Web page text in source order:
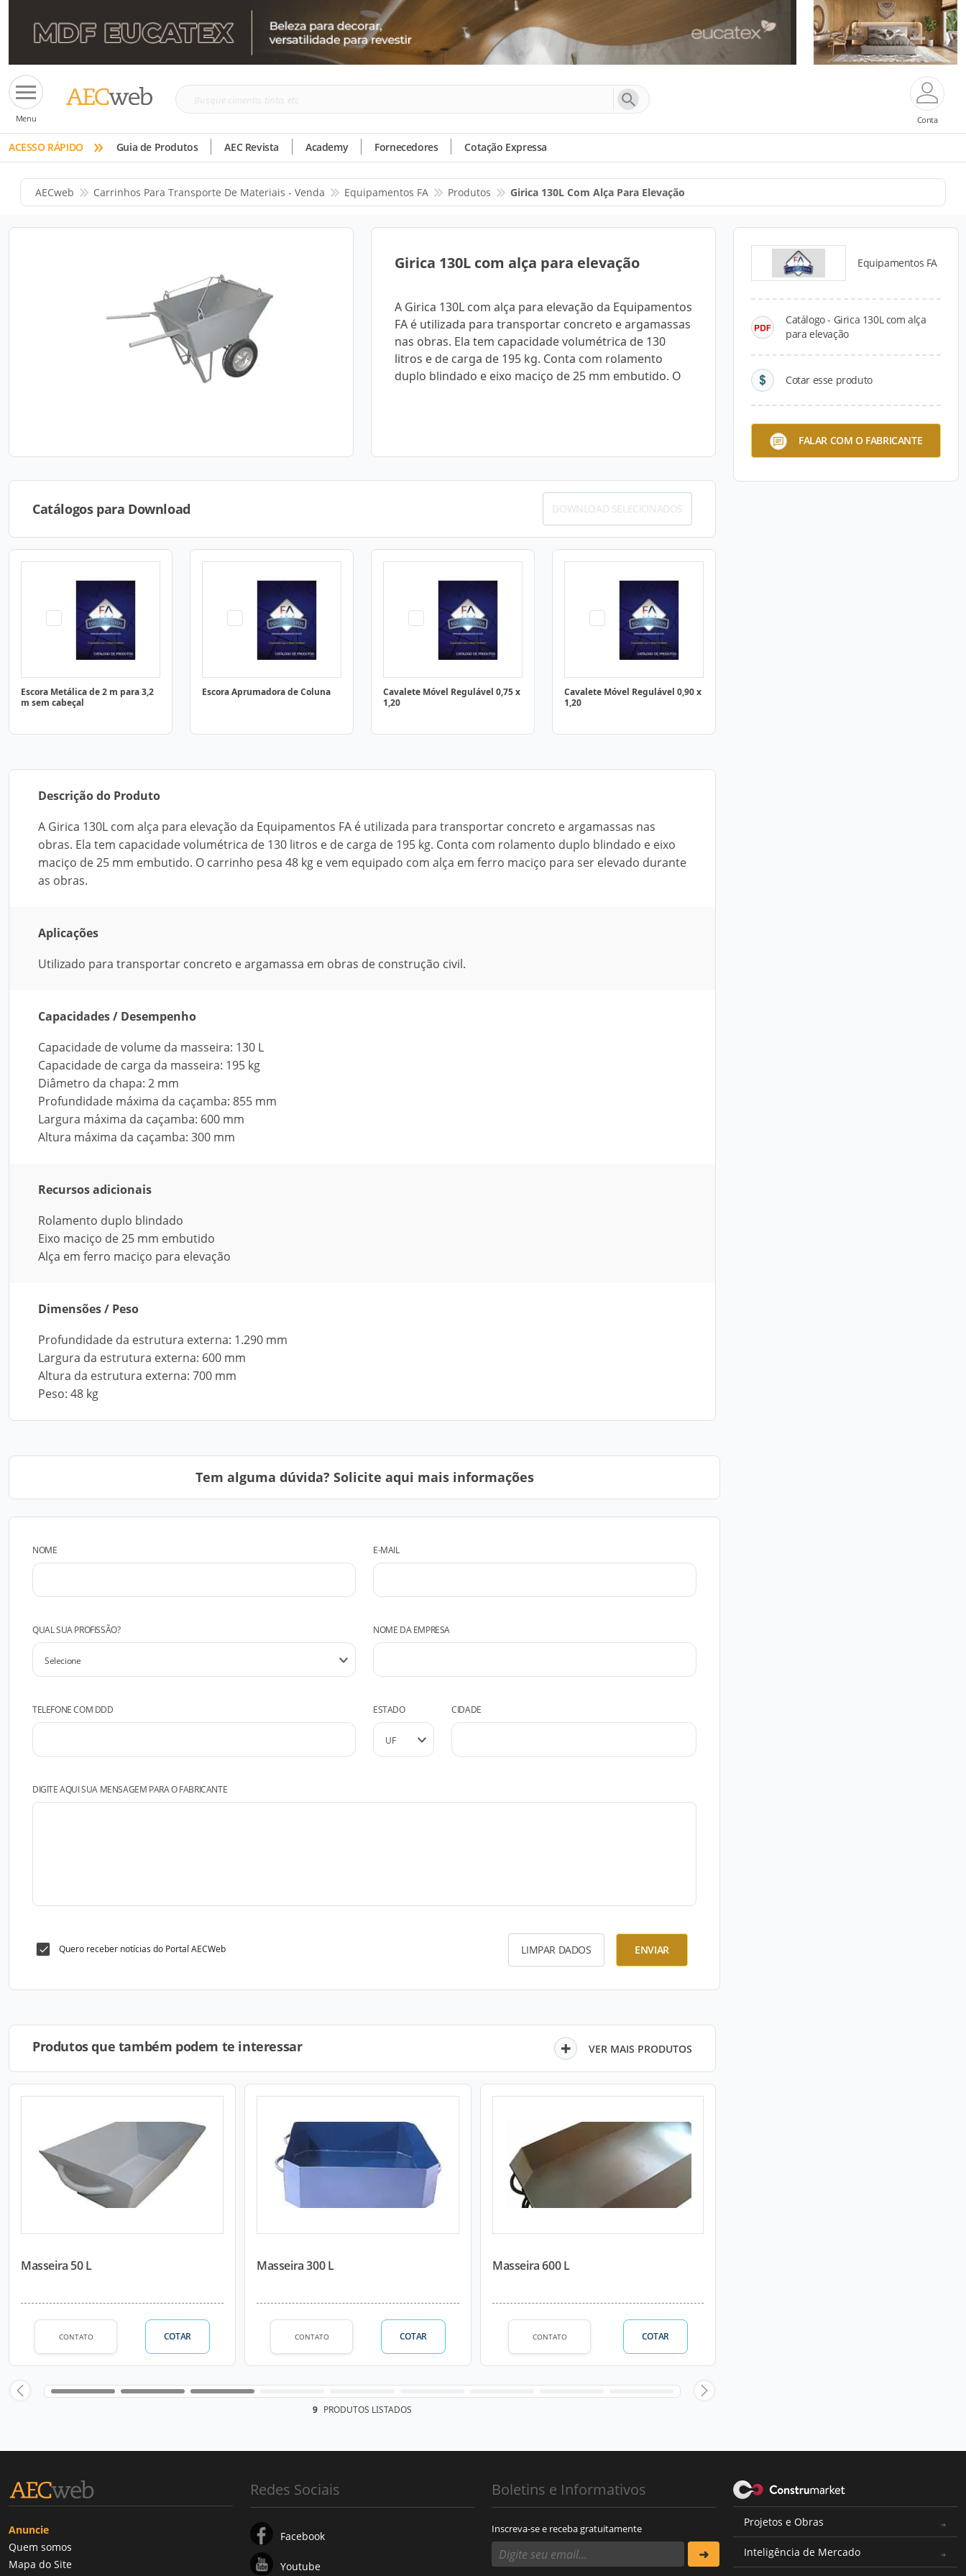
Menu
Busque
tinta,
etc
Conta
ACESSO RÁPIDO » Guia de Produtos AEC Revista Academy Fornecedores Cotação Expressa
AECweb Carrinhos Para Transporte De Materiais - Venda Equipamentos FA Produtos Girica 130L Com Alça Para Elevação
Girica 130L com alça para elevação
A Girica 130L com alça para elevação da Equipamentos
FA é utilizada para transportar concreto e argamassas
nas obras. Ela tem capacidade volumétrica de 130
litros e de carga de 195 kg. Conta com rolamento
duplo blindado e eixo maciço de 25 mm embutido. O
Equipamentos FA
Catálogo - Girica 130L com alça
para elevação
Cotar esse produto
FALAR COM O FABRICANTE
Catálogos para Download DOWNLOAD SELECIONADOS
Escora Metálica de 2 m para 3,2
m sem cabeçal
Escora Aprumadora de Coluna
Cavalete Móvel Regulável 0,75 x
1,20
Cavalete Móvel Regulável 0,90 x
1,20
Descrição do Produto
A Girica 130L com alça para elevação da Equipamentos FA é utilizada para transportar concreto e argamassas nas
obras. Ela tem capacidade volumétrica de 130 litros e de carga de 195 kg. Conta com rolamento duplo blindado e eixo
maciço de 25 mm embutido. O carrinho pesa 48 kg e vem equipado com alça em ferro maciço para ser elevado durante
as obras.
Aplicações
Utilizado para transportar concreto e argamassa em obras de construção civil.
Capacidades / Desempenho
Capacidade de volume da masseira: 130 L
Capacidade de carga da masseira: 195 kg
Diâmetro da chapa: 2 mm
Profundidade máxima da caçamba: 855 mm
Largura máxima da caçamba: 600 mm
Altura máxima da caçamba: 300 mm
Recursos adicionais
Rolamento duplo blindado
Eixo maciço de 25 mm embutido
Alça em ferro maciço para elevação
Dimensões / Peso
Profundidade da estrutura externa: 1.290 mm
Largura da estrutura externa: 600 mm
Altura da estrutura externa: 700 mm
Peso: 48 kg
Tem alguma dúvida? Solicite aqui mais informações
NOME E-MAIL
QUAL SUA PROFISSÃO? NOME DA EMPRESA
TELEFONE COM DDD ESTADO CIDADE
DIGITE AQUI SUA MENSAGEM PARA O FABRICANTE
Quero receber notícias do Portal AECWeb LIMPAR DADOS ENVIAR
Produtos que também podem te interessar VER MAIS PRODUTOS
Masseira 50 L
CONTATO COTAR
Masseira 300 L
CONTATO COTAR
Masseira 600 L
CONTATO COTAR
9 PRODUTOS LISTADOS
Anuncie
Quem somos
Mapa do Site
Redes Sociais
Facebook
Youtube
Boletins e Informativos
Inscreva-se e receba gratuitamente
Projetos e Obras
Inteligência de Mercado